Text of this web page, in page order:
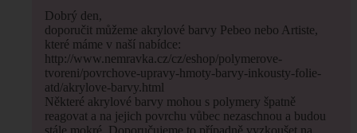
Dobrý den,
doporučit můžeme akrylové barvy Pebeo nebo Artiste,
které máme v naší nabídce:
http://www.nemravka.cz/cz/eshop/polymerove-
tvoreni/povrchove-upravy-hmoty-barvy-inkousty-folie-
atd/akrylove-barvy.html
Některé akrylové barvy mohou s polymery špatně
reagovat a na jejich povrchu vůbec nezaschnou a budou